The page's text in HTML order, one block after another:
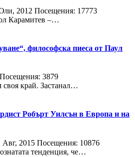
2012 Посещения: 17773
Карамитев –…
философска пиеса от Паул
Посещения: 3879
край. Застанал…
Робърт Уилсън в Европа и на
Авг, 2015 Посещения: 10876
тенденция, че…